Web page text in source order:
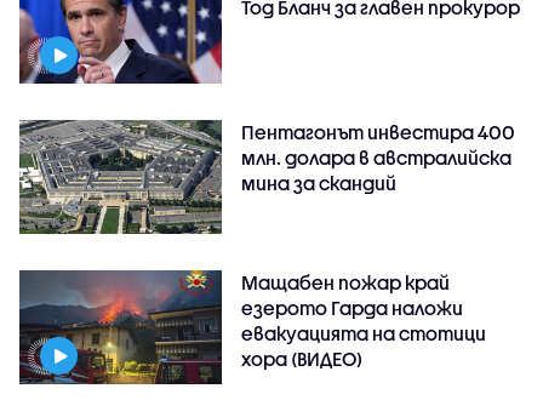
Тод Бланч за главен прокурор
Пентагонът инвестира 400
млн. долара в австралийска
мина за скандий
Мащабен пожар край
езерото Гарда наложи
евакуацията на стотици
хора (ВИДЕО)